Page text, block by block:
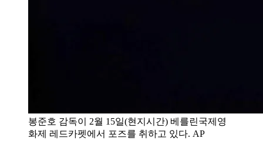
봉준호 감독이 2월 15일(현지시간) 베를린국제영
화제 레드카펫에서 포즈를 취하고 있다. AP